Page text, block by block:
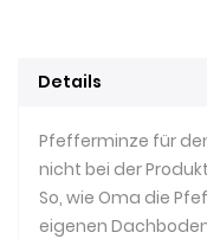
Details
Pfefferminze für
nicht bei der
So, wie Oma die
eigenen